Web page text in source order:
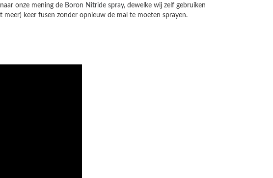
onze mening de Boron Nitride spray, dewelke wij zelf gebruiken
keer fusen zonder opnieuw de mal te moeten sprayen.